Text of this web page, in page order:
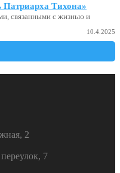
Тихона»
связанными с жизнью и
10.4.2025
2
7